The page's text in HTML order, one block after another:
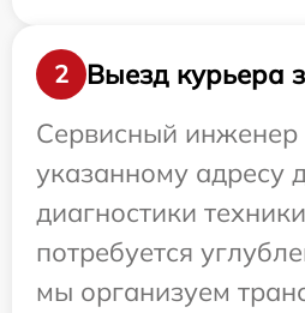
2
Выезд курьера
Сервисный инженер
указанному адресу
диагностики
потребуется
мы организуем